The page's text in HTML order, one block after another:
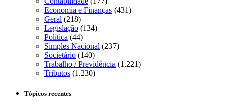
Economia e Finanças (431)
Geral (218)
Legislação (134)
Política (44)
Simples Nacional (237)
Societário (140)
Trabalho / Previdência (1.221)
Tributos (1.230)
Tópicos recentes